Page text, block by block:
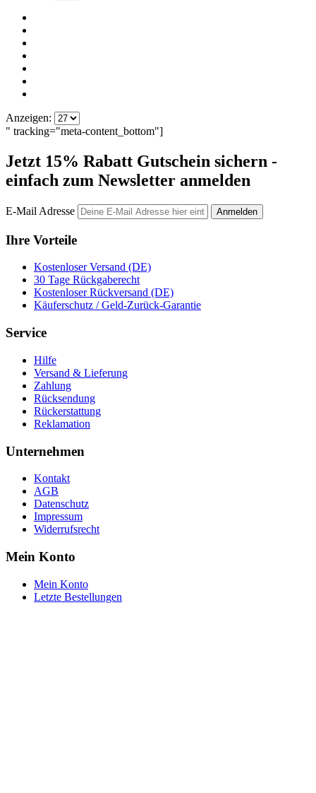
Anzeigen:
" tracking="meta-content_bottom"]
Jetzt 15% Rabatt Gutschein sichern -
einfach zum Newsletter anmelden
E-Mail Adresse Anmelden
Ihre Vorteile
Kostenloser Versand (DE)
30 Tage Rückgaberecht
Kostenloser Rückversand (DE)
Käuferschutz / Geld-Zurück-Garantie
Service
Hilfe
Versand & Lieferung
Zahlung
Rücksendung
Rückerstattung
Reklamation
Unternehmen
Kontakt
AGB
Datenschutz
Impressum
Widerrufsrecht
Mein Konto
Mein Konto
Letzte Bestellungen